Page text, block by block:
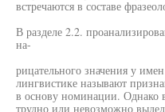
встречаются в составе
В разделе 2.2.
на-
рицательного значения у
лингвистике называют
в основу номинации. Однако
трудно или невозможно